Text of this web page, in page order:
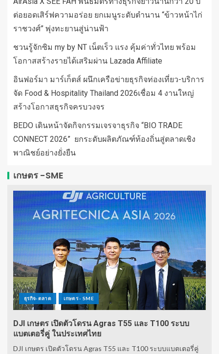
ต่อยอดเสิร์ฟความอร่อย ยกเมนูระดับตำนาน “ข้าวหน้าไก่
ราชวงศ์” พุ่งทะยานสู่น่านฟ้า
ชวนรู้จักซิม my by NT เน็ตเร็ว แรง คุ้มค่าทั่วไทย พร้อม
โอกาสสร้างรายได้เสริมผ่าน Lazada Affiliate
อินฟอร์มา มาร์เก็ตส์ ผนึกเครือข่ายธุรกิจท่องเที่ยว-บริการ
จัด Food & Hospitality Thailand 2026เชื่อม 4 งานใหญ่
สร้างโอกาสธุรกิจครบวงจร
BEDO เดินหน้าจัดกิจกรรมเจรจาธุรกิจ “BIO TRADE
CONNECT 2026” ยกระดับผลิตภัณฑ์ท้องถิ่นสู่ตลาดเชิง
พาณิชย์อย่างยั่งยืน
เกษตร -SME
ธุรกิจ-ตลาด เกษตร - SME
DJI เกษตร เปิดตัวโดรน Agras T55 และ T100 ระบบ
แบตเตอรี่คู่ ในประเทศไทย
DJI เกษตร เปิดตัวโดรน Agras T55 และ T100 ระบบแบตเตอรี่คู่